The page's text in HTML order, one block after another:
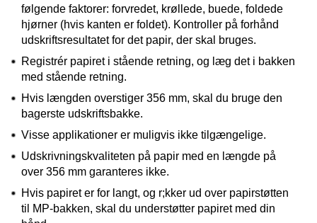
følgende faktorer: forvredet, krøllede, buede, foldede
hjørner (hvis kanten er foldet). Kontroller på forhånd
udskriftsresultatet for det papir, der skal bruges.
Registrér papiret i stående retning, og læg det i bakken
med stående retning.
Hvis længden overstiger 356 mm, skal du bruge den
bagerste udskriftsbakke.
Visse applikationer er muligvis ikke tilgængelige.
Udskrivningskvaliteten på papir med en længde på
over 356 mm garanteres ikke.
Hvis papiret er for langt, og r;kker ud over papirstøtten
til MP-bakken, skal du understøtter papiret med din